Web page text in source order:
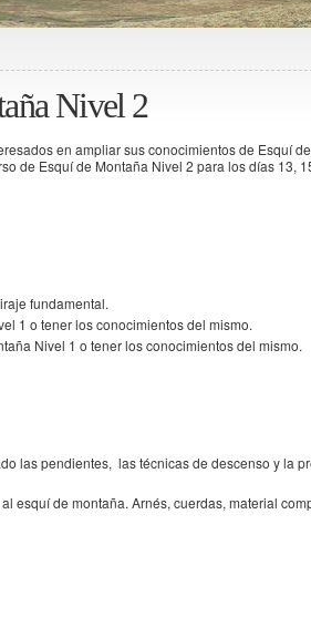
Nivel 2
en ampliar sus conocimientos de Esquí
de Esquí de Montaña Nivel 2 para los días 13,
fundamental.
1 o tener los conocimientos del mismo.
Nivel 1 o tener los conocimientos del mismo.
las pendientes, las técnicas de descenso y la
esquí de montaña. Arnés, cuerdas, material